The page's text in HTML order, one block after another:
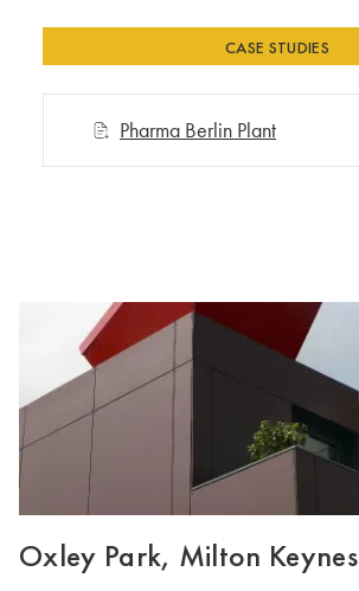
CASE STUDIES
Pharma Berlin Plant
Oxley Park, Milton Keynes